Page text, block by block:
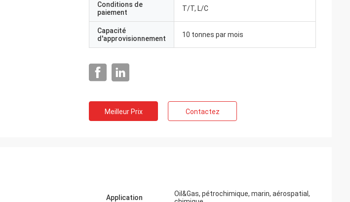
Conditions de
paiement
T/T, L/C
Capacité
d'approvisionnement
10 tonnes par mois
Meilleur Prix Contactez
Application
Oil&Gas, pétrochimique, marin, aérospatial,